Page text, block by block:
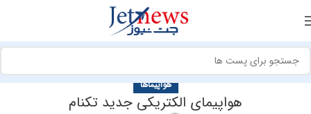
هواپیماها
هواپیمای الکتریکی جدید تکنام